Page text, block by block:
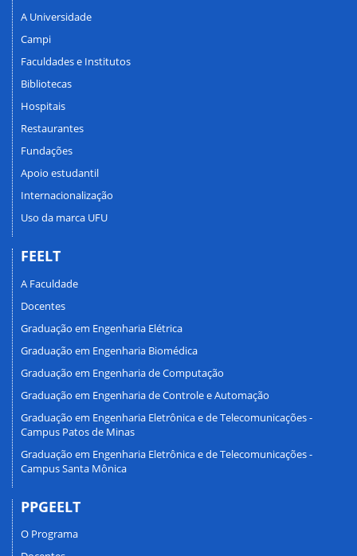
A Universidade
Campi
Faculdades e Institutos
Bibliotecas
Hospitais
Restaurantes
Fundações
Apoio estudantil
Internacionalização
Uso da marca UFU
FEELT
A Faculdade
Docentes
Graduação em Engenharia Elétrica
Graduação em Engenharia Biomédica
Graduação em Engenharia de Computação
Graduação em Engenharia de Controle e Automação
Graduação em Engenharia Eletrônica e de Telecomunicações -
Campus Patos de Minas
Graduação em Engenharia Eletrônica e de Telecomunicações -
Campus Santa Mônica
PPGEELT
O Programa